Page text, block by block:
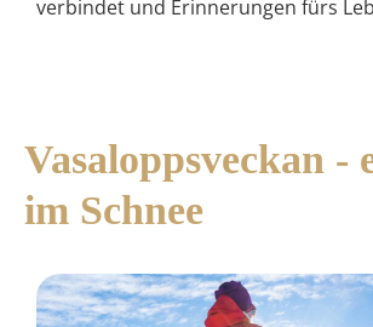
verbindet und Erinnerungen fürs
Vasaloppsveckan -
im Schnee